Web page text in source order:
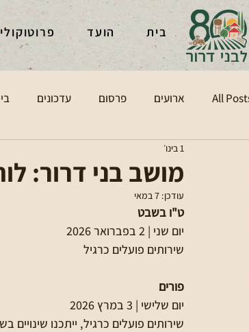
בית הועד
All ארועים פרסום עדכונים
מושב בני דרור: לוח
1 בינו׳
עודכן: 7 במאי
ט"ו בשבט
יום שני | 2 בפברואר 2026
שירותים פועלים כרגיל
פורים
יום שלישי | 3 במרץ 2026
שירותים פועלים כרגיל, ייתכנו שינויים